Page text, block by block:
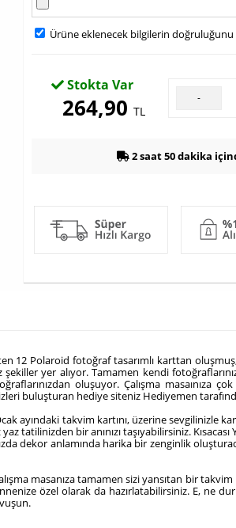
Ürüne eklenecek bilgilerin
Stokta Var
264,90TL
-
2 saat 50 dakika
12 Polaroid fotoğraf tasarımlı karttan
yer alıyor. Tamamen kendi
oluşuyor. Çalışma masaınıza
buluşturan hediyesiteniz Hediyemen
ayındaki takvim kartını, üzerine sevgilinizle
bir anınızı taşıyabilirsiniz. Kısacası
dekor anlamında harika bir zenginlik
masanıza tamamen sizi yansıtan bir
özel olarak da hazırlatabilirsiniz. E, ne